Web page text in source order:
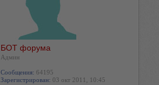
БОТ форума
Админ
Сообщения: 64195
Зарегистрирован: 03 окт 2011, 10:45